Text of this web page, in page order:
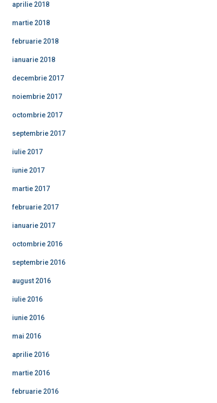
aprilie 2018
martie 2018
februarie 2018
ianuarie 2018
decembrie 2017
noiembrie 2017
octombrie 2017
septembrie 2017
iulie 2017
iunie 2017
martie 2017
februarie 2017
ianuarie 2017
octombrie 2016
septembrie 2016
august 2016
iulie 2016
iunie 2016
mai 2016
aprilie 2016
martie 2016
februarie 2016